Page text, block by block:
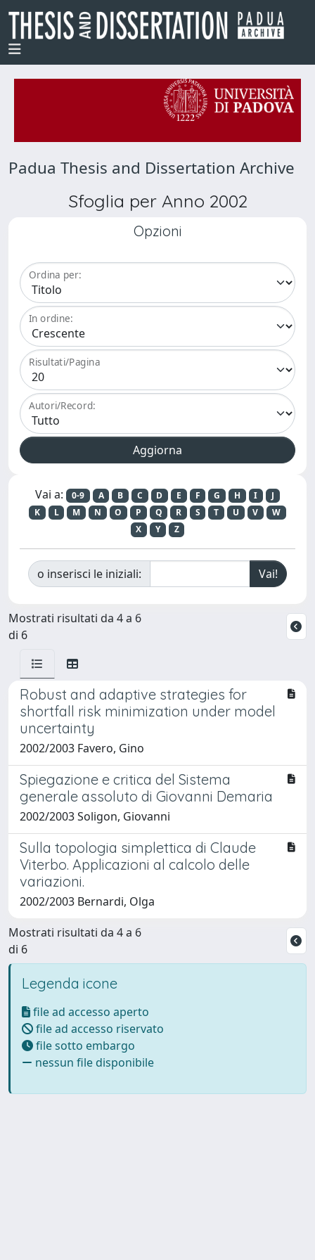
Padua Thesis and Dissertation Archive
Sfoglia per Anno 2002
Opzioni
Ordina per:
In ordine:
Risultati/Pagina
Autori/Record:
Vai a: 0-9 A B C D E F G H I
J
K
L M N O P Q R S T U V
W
X
Y Z
o inserisci le iniziali:
Mostrati risultati da 4 a 6
di 6
Robust and adaptive strategies for
shortfall risk minimization under model
uncertainty
2002/2003 Favero, Gino
Spiegazione e critica del Sistema
generale assoluto di Giovanni Demaria
2002/2003 Soligon, Giovanni
Sulla topologia simplettica di Claude
Viterbo. Applicazioni al calcolo delle
variazioni.
2002/2003 Bernardi, Olga
Mostrati risultati da 4 a 6
di 6
Legenda icone
file ad accesso aperto
file ad accesso riservato
file sotto embargo
nessun file disponibile